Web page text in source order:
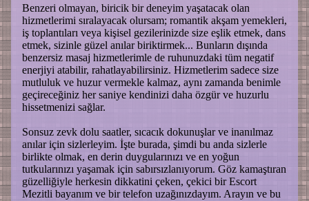
Benzeri olmayan, biricik bir deneyim yaşatacak olan
hizmetlerimi sıralayacak olursam; romantik akşam yemekleri,
iş toplantıları veya kişisel gezilerinizde size eşlik etmek, dans
etmek, sizinle güzel anılar biriktirmek... Bunların dışında
benzersiz masaj hizmetlerimle de ruhunuzdaki tüm negatif
enerjiyi atabilir, rahatlayabilirsiniz. Hizmetlerim sadece size
mutluluk ve huzur vermekle kalmaz, aynı zamanda benimle
geçireceğiniz her saniye kendinizi daha özgür ve huzurlu
hissetmenizi sağlar.
Sonsuz zevk dolu saatler, sıcacık dokunuşlar ve inanılmaz
anılar için sizlerleyim. İşte burada, şimdi bu anda sizlerle
birlikte olmak, en derin duygularınızı ve en yoğun
tutkularınızı yaşamak için sabırsızlanıyorum. Göz kamaştıran
güzelliğiyle herkesin dikkatini çeken, çekici bir Escort
Mezitli bayanım ve bir telefon uzağınızdayım. Arayın ve bu